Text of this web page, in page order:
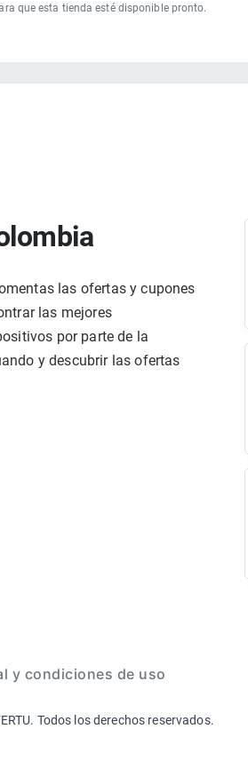
que esta tienda esté disponible pronto.
las ofertas y cupones
las mejores
por parte de la
y descubrir las ofertas
y condiciones de uso
Todos los derechos reservados.